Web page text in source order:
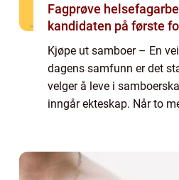
Fagprøve helsefagarbeider slik
kandidaten på første
Kjøpe ut samboer – En
dagens samfunn er det
velger å leve i
inngår ekteskap. Når to
hva som ska...